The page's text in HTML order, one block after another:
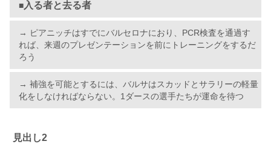
■入る者と去る者
→ ピアニッチはすでにバルセロナにおり、PCR検査を通過す
れば、来週のプレゼンテーションを前にトレーニングをするだ
ろう
→ 補強を可能とするには、バルサはスカッドとサラリーの軽量
化をしなければならない。1ダースの選手たちが運命を待つ
見出し2